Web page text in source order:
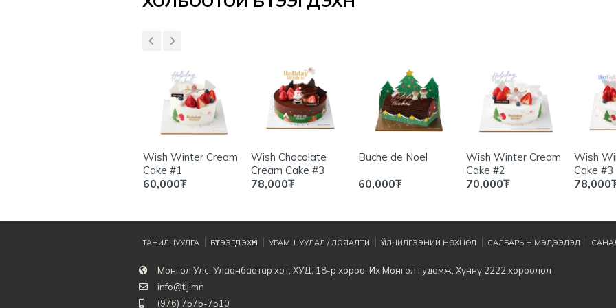
Wish Winter Cream
Cake #1
60,000₮
Wish Chocolate
Cream Cake #3
78,000₮
Buche de Noel
60,000₮
Wish Winter Cream
Cake #2
70,000₮
Wish
Cake #3
78,000
Монгол Улс, Улаанбаатар хот, ХУД, 18-р хороо, Их Монгол гудамж, Хүннү 2222 хороолол
info@tlj.mn
(976) 7575-7510
ТАНИЛЦУУЛГА БҮТЭЭГДЭХҮҮН УРАМШУУЛАЛ / ЛОЯАЛТИ ҮЙЛЧИЛГЭЭНИЙ НӨХЦӨЛ САЛБАРЫН МЭДЭЭЛЭЛ